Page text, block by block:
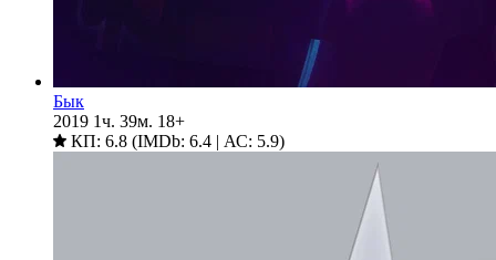
Бык
2019 1ч. 39м. 18+
КП: 6.8 (IMDb: 6.4 | АС: 5.9)